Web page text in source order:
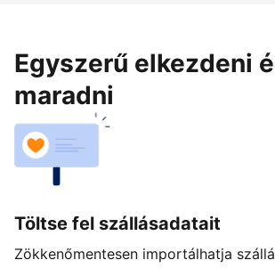
Egyszerű elkezdeni
maradni
Töltse fel szállásadatait
Zökkenőmentesen importálhatja